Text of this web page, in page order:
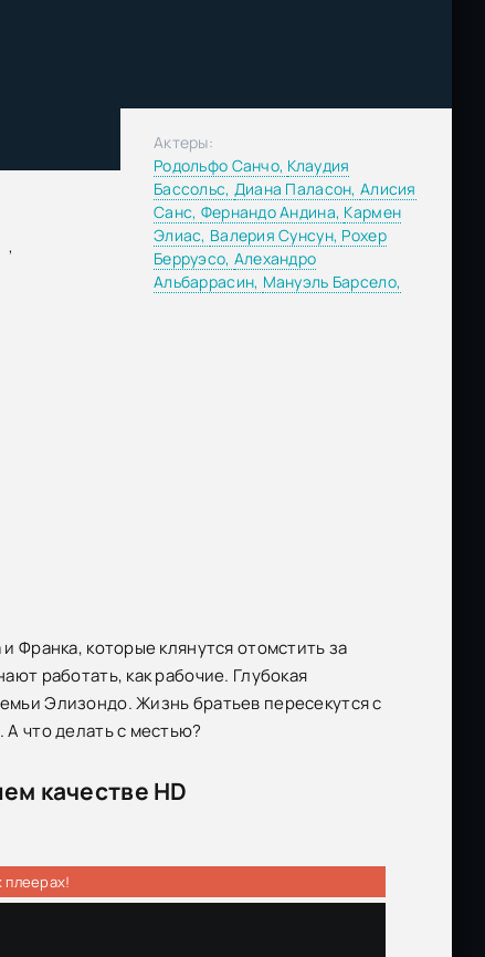
,
Актеры:
Родольфо Санчо, Клаудия
Бассольс, Диана Паласон, Алисия
Санс, Фернандо Андина, Кармен
Элиас, Валерия Сунсун, Рохер
Берруэсо, Алехандро
Альбаррасин, Мануэль Барсело,
Франка, которые клянутся отомстить за
работать, как рабочие. Глубокая
Элизондо. Жизнь братьев пересекутся с
что делать с местью?
качестве HD
плеерах!